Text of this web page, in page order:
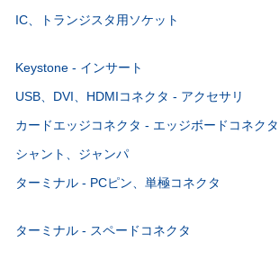
IC、トランジスタ用ソケット
Keystone - インサート
USB、DVI、HDMIコネクタ - アクセサリ
カードエッジコネクタ - エッジボードコネクタ
シャント、ジャンパ
ターミナル - PCピン、単極コネクタ
ターミナル - スペードコネクタ